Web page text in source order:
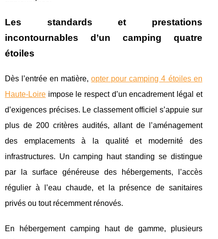
Les standards et prestations
incontournables d’un camping quatre
étoiles
Dès l’entrée en matière,opter pour camping 4 étoiles en
Haute-Loire impose le respect d’un encadrement légal et
d’exigences précises. Le classement officiel s’appuie sur
plus de 200 critères audités, allant de l’aménagement
des emplacements à la qualité et modernité des
infrastructures. Un camping haut standing se distingue
par la surface généreuse des hébergements, l’accès
régulier à l’eau chaude, et la présence de sanitaires
privés ou tout récemment rénovés.
En hébergement camping haut de gamme, plusieurs